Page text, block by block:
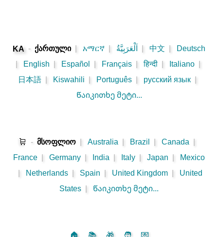
KA - ქართული አማርኛ اَلْعَرَبِيَّةُ 中文
Deutsch
English Español Français हिन्दी Italiano
日本語
Kiswahili Português русский язык
Წაიკითხე მეტი...
🛒 - მსოფლიო Australia Brazil Canada
France
Germany India Italy Japan
Mexico
Netherlands Spain United Kingdom
United
States
Წაიკითხე მეტი...
🏠 📚 🎁 🧑 💌